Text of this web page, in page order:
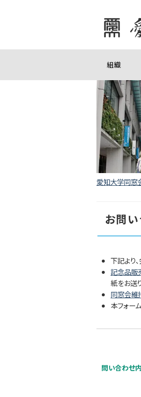
組織
愛知大学同窓
お問
下記より
記念品販
紙をお送
同窓会維
本フォー
問い合わせ